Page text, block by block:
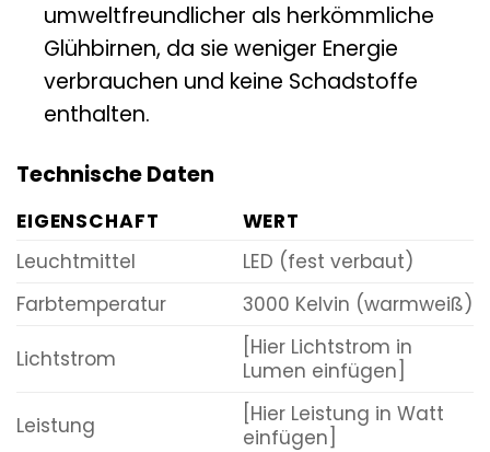
umweltfreundlicher als herkömmliche
Glühbirnen, da sie weniger Energie
verbrauchen und keine Schadstoffe
enthalten.
Technische Daten
EIGENSCHAFT
WERT
Leuchtmittel
LED (fest verbaut)
Farbtemperatur
3000 Kelvin (warmweiß)
Lichtstrom
[Hier Lichtstrom in
Lumen einfügen]
Leistung
[Hier Leistung in Watt
einfügen]